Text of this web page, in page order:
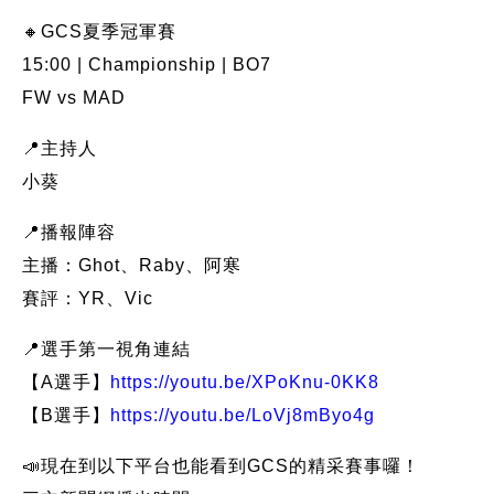
🔸GCS夏季冠軍賽
15:00 | Championship | BO7
FW vs MAD
📍主持人
小葵
📍播報陣容
主播：Ghot、Raby、阿寒
賽評：YR、Vic
📍選手第一視角連結
【A選手】
https://youtu.be/XPoKnu-0KK8
【B選手】
https://youtu.be/LoVj8mByo4g
📣現在到以下平台也能看到GCS的精采賽事囉！